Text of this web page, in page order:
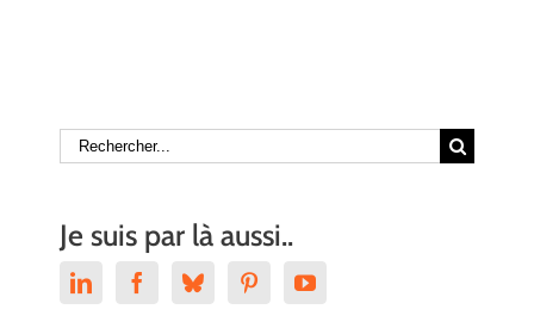
Rechercher:
Je suis par là aussi..